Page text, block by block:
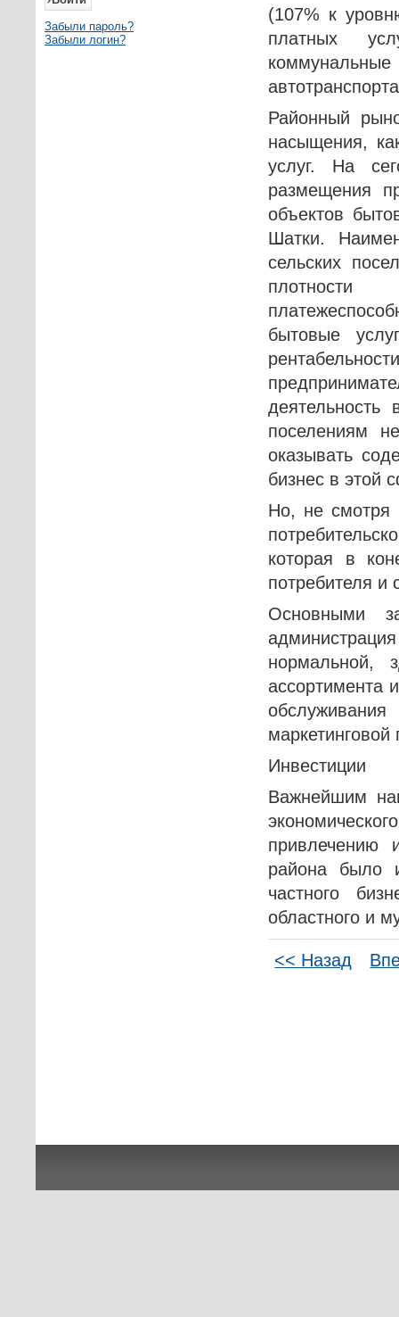
Забыли пароль?
Забыли логин?
(107% к
платных
Районный
насыщения,
услуг. На
размещения
объектов
Шатки.
сельских
бытовые
поселениям
оказывать
бизнес в этой
Но, не смотря
которая в
потребителя и
Основными
нормальной,
ассортимента
маркетинговой
Инвестиции
Важнейшим
привлечению
района было
частного
областного и
<< Назад